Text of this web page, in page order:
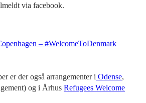
via facebook.
– #WelcomeToDenmark
er der også arrangementer i Odense,
og i Århus Refugees Welcome